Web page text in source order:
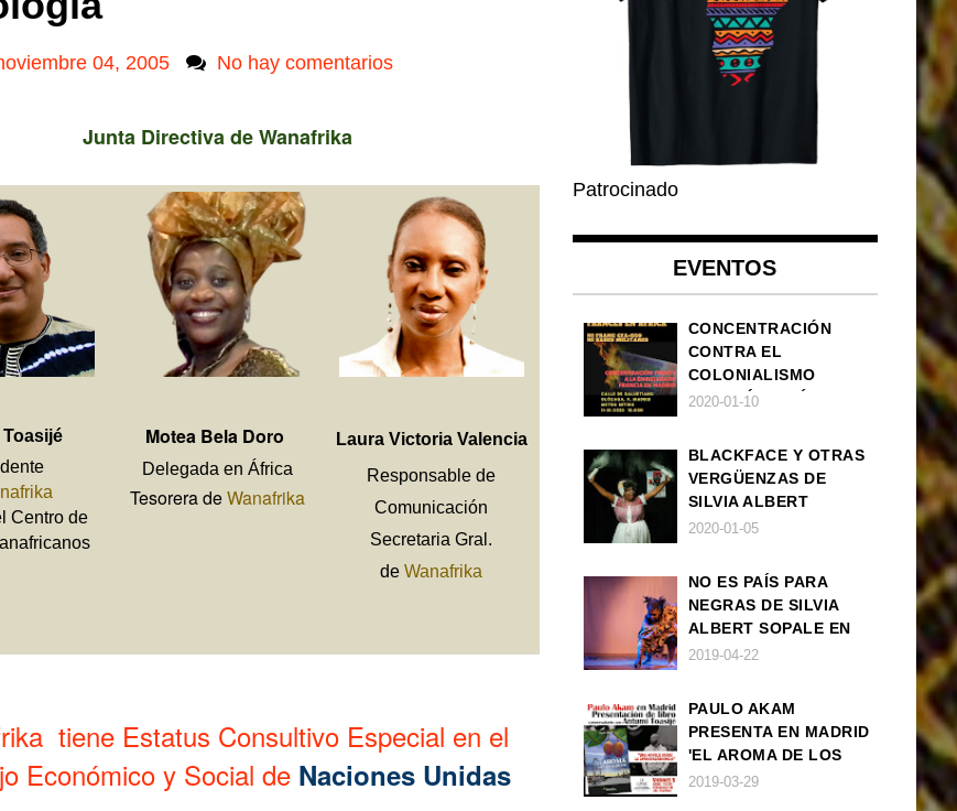
04, 2005 No hay comentarios
Junta Directiva de Wanafrika
Centro de
Motea Bela Doro
Delegada en África
Tesorera deWanafrika
Laura Victoria Valencia
Responsable de
Comunicación
Secretaria Gral.
deWanafrika
tiene Estatus Consultivo Especial en el
Económico y Social de Naciones Unidas
Patrocinado
EVENTOS
CONCENTRACIÓN
CONTRA EL
COLONIALISMO
FRANCÉS EN ÁFRICA
2020-01-10
BLACKFACE Y OTRAS
VERGÜENZAS DE
SILVIA ALBERT
SOPALE EN MADRID
2020-01-05
NO ES PAÍS PARA
NEGRAS DE SILVIA
ALBERT SOPALE EN
BARCELONA
2019-04-22
PAULO AKAM
PRESENTA EN MADRID
'EL AROMA DE LOS
MANGOS', UNA
2019-03-29